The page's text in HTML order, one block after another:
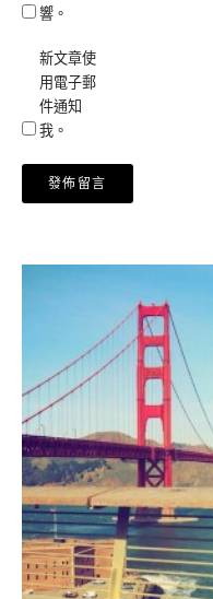
響。
新文章使
用電子郵
件通知
我。